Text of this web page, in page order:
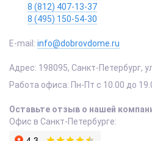
8 (812) 407-13-37
8 (495) 150-54-30
E-mail: info@dobrovdome.ru
Адрес: 198095, Санкт-Петербург,
Работа офиса: Пн-Пт с 10.00 до
Оставьте отзыв о нашей
Офис в Санкт-Петербурге: